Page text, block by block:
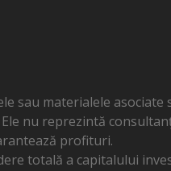
sau materialele asociate
nu reprezintă
profituri.
totală a capitalului